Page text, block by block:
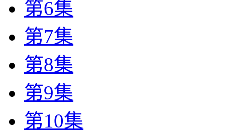
第6集
第7集
第8集
第9集
第10集